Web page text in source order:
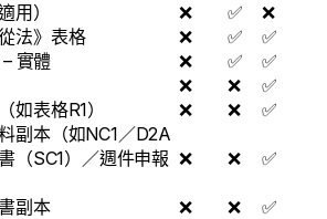
用）
❌ ✅
❌
法》表格
❌ ✅
✅
實體
❌ ✅
✅
❌ ❌
✅
如表格R1）
❌ ❌
✅
副本（如NC1／D2A
（SC1）／週件申報 ❌ ❌ ✅
副本 ❌ ❌
✅